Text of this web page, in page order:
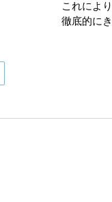
これによ
徹底的に